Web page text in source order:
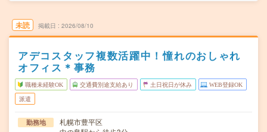
未読 掲載日 2026/08/10
アデコスタッフ複数活躍中！憧れのおしゃれ
オフィス＊事務
職種未経験OK 交通費別途支給あり 土日祝日が休み WEB登録OK
派遣
勤務地
札幌市豊平区